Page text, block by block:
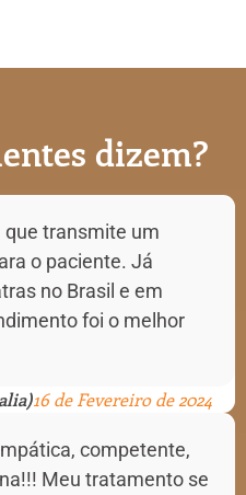
dizem?
que transmite um
o paciente. Já
no Brasil e em
foi o melhor
16 de Fevereiro de 2024
competente,
Meu tratamento se